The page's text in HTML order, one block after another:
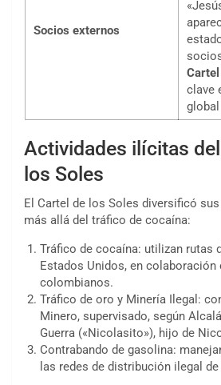
Socios externos
clave
Actividades ilícitas
los Soles
El Cartel de los Soles diversificó
más allá del tráfico de cocaína:
Tráfico de cocaína: utilizan rutas
Estados Unidos, en
colombianos.
Tráfico de oro y Minería Ilegal:
Minero, supervisado, según
Guerra («Nicolasito»), hijo de
Contrabando de gasolina:
las redes de distribución ilegal